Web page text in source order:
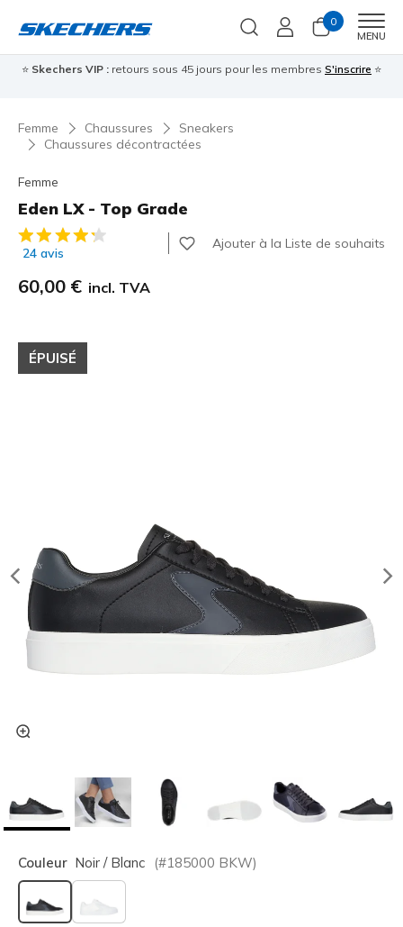
0
MENU
⭐ Skechers VIP : retours sous 45 jours pour les membres S'inscrire ⭐
Femme Chaussures
Sneakers
Chaussures décontractées
Femme
Eden LX - Top Grade
Évaluation client 5 sur 5
24 avis
Ajouter à la Liste de souhaits
60,00 € incl. TVA
ÉPUISÉ
Couleur Noir / Blanc (#185000 BKW)